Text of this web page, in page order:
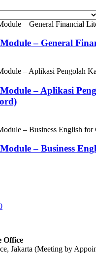
– General
– Aplikasi
– Business
Office
Jakarta (Meeting by